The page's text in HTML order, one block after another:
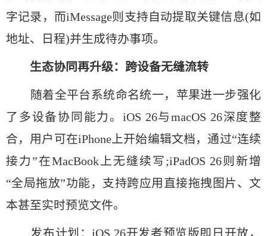
字记录，而iMessage则支持自动提取关键信息(如
地址、日程)并生成待办事项。
生态协同再升级：跨设备无缝流转
随着全平台系统命名统一，苹果进一步强化
了多设备协同能力。iOS 26与macOS 26深度整
合，用户可在iPhone上开始编辑文档，通过“连续
接力”在MacBook上无缝续写;iPadOS 26则新增
“全局拖放”功能，支持跨应用直接拖拽图片、文
本甚至实时预览文件。
发布计划：iOS 26开发者预览版即日开放，